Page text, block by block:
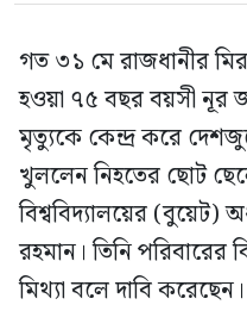
গত ৩১ মে রাজধানীর
হওয়া ৭৫ বছর বয়সী নূর
মৃত্যুকে কেন্দ্র করে
খুললেন নিহতের ছোট
বিশ্ববিদ্যালয়ের
রহমান। তিনি পরিবারের
মিথ্যা বলে দাবি করেছেন।